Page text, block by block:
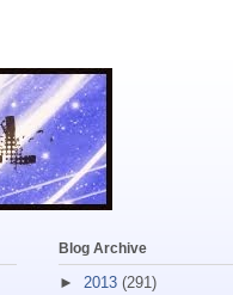
Blog Archive
► 2013 (291)